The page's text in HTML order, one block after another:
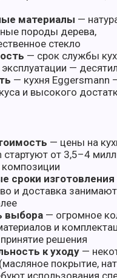
материалы —
породы дерева,
стекло
— срок службы
—
— кухня Eggersmann
и высокого
— цены на
стартуют от 3,5–4
сроки изготовления
и доставка
выбора — огромное
и
решения
к уходу —
покрытие,